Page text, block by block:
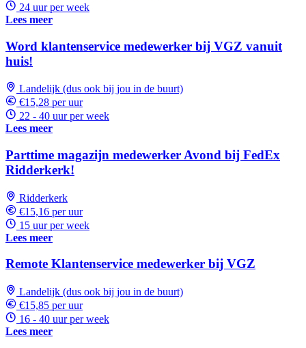
24 uur per week
Lees meer
Word klantenservice medewerker bij VGZ vanuit
huis!
Landelijk (dus ook bij jou in de buurt)
€15,28 per uur
22 - 40 uur per week
Lees meer
Parttime magazijn medewerker Avond bij FedEx
Ridderkerk!
Ridderkerk
€15,16 per uur
15 uur per week
Lees meer
Remote Klantenservice medewerker bij VGZ
Landelijk (dus ook bij jou in de buurt)
€15,85 per uur
16 - 40 uur per week
Lees meer